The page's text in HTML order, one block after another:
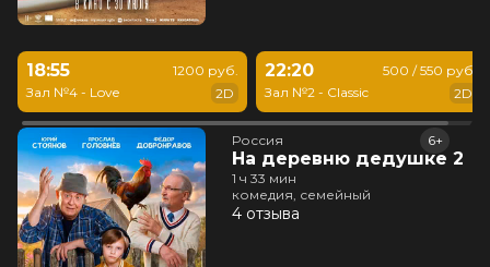
18:55
Зал №4 - Love
1200 руб.
2D
22:20
Зал №2 - Classic
500 / 550 руб.
2D
Россия
На деревню дедушке 2
6+
1 ч 33 мин
комедия, семейный
4 отзыва